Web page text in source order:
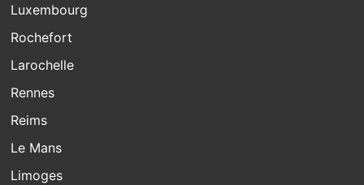
Luxembourg
Rochefort
Larochelle
Rennes
Reims
Le Mans
Limoges